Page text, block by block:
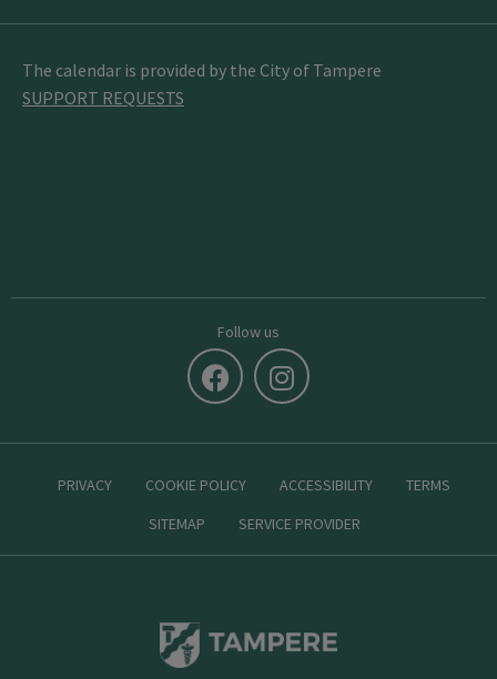
The calendar is provided by the City of Tampere
SUPPORT REQUESTS
Follow us
PRIVACY COOKIE POLICY ACCESSIBILITY
TERMS
SITEMAP
SERVICE PROVIDER